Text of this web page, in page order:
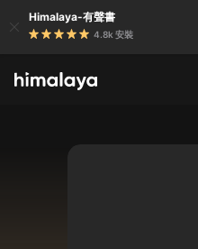
Himalaya-有聲書
4.8k 安裝